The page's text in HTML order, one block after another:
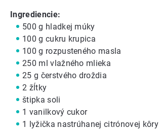
Ingrediencie:
500 g hladkej múky
100 g cukru krupica
100 g rozpusteného masla
250 ml vlažného mlieka
25 g čerstvého droždia
2 žĺtky
štipka soli
1 vanilkový cukor
1 lyžička nastrúhanej citrónovej kôry